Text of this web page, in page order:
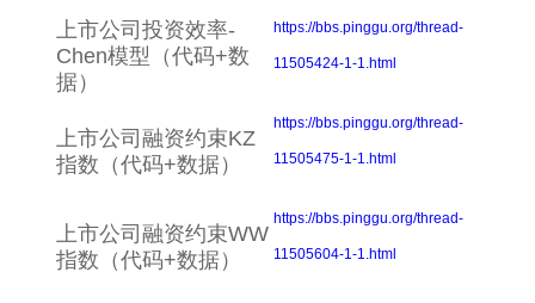
上市公司投资效率-
Chen模型（代码+数
据）
https://bbs.pinggu.org/thread-
11505424-1-1.html
上市公司融资约束KZ
指数（代码+数据）
https://bbs.pinggu.org/thread-
11505475-1-1.html
上市公司融资约束WW
指数（代码+数据）
https://bbs.pinggu.org/thread-
11505604-1-1.html